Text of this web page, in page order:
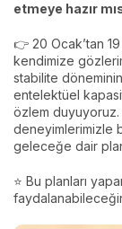
etmeye hazır
👉 20 Ocak’tan
kendimize
stabilite
entelektüel
özlem duyuyoruz.
deneyimlerimizle
geleceğe dair
⭐ Bu planları